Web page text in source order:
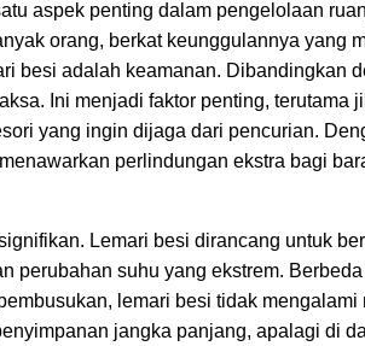
aspek penting dalam pengelolaan
orang, berkat keunggulannya yang
besi adalah keamanan. Dibandingkan
Ini menjadi faktor penting, terutama
yang ingin dijaga dari pencurian.
perlindungan ekstra bagi
Lemari besi dirancang untuk
perubahan suhu yang ekstrem.
lemari besi tidak mengalami
jangka panjang, apalagi di